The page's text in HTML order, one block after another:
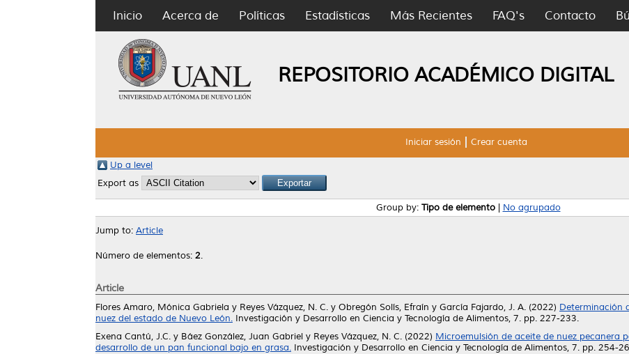
Inicio Acerca de Políticas Estadísticas Más Recientes FAQ's Contacto
REPOSITORIO ACADÉMICO DIGITAL
Iniciar sesión Crear cuenta
Up a level
Export as
Group by: Tipo de elemento| No agrupado
Jump to: Article
Número de elementos: 2.
Article
Flores Amaro, Mónica Gabriela y Reyes Vázquez, N. C. y Obregón Solís, Efraín y García Fajardo, J. A. (2022) Determinación
nuez del estado de Nuevo León. Investigación y Desarrollo en Ciencia y Tecnología de Alimentos, 7. pp. 227-233.
Exena Cantú, J.C. y Báez González, Juan Gabriel y Reyes Vázquez, N. C. (2022) Microemulsión de aceite de nuez pecanera
desarrollo de un pan funcional bajo en grasa. Investigación y Desarrollo en Ciencia y Tecnología de Alimentos, 7. pp. 254-